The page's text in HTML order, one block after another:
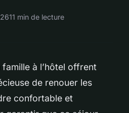
11 min de lecture
à l’hôtel offrent
de renouer les
confortable et